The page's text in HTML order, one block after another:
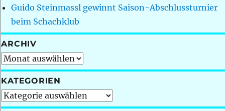
Guido Steinmassl gewinnt Saison-Abschlussturnier
beim Schachklub
ARCHIV
Archiv
KATEGORIEN
Kategorien